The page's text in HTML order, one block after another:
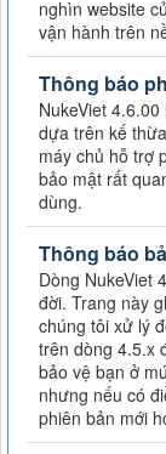
nghìn website
vận hành trên
Thông báo
NukeViet
dựa trên kế
máy chủ hỗ trợ
bảo mật rất
dùng.
Thông báo
Dòng NukeViet
đời. Trang này
chúng tôi xử lý
trên dòng 4.5.x
bảo vệ bạn ở
nhưng nếu có
phiên bản mới